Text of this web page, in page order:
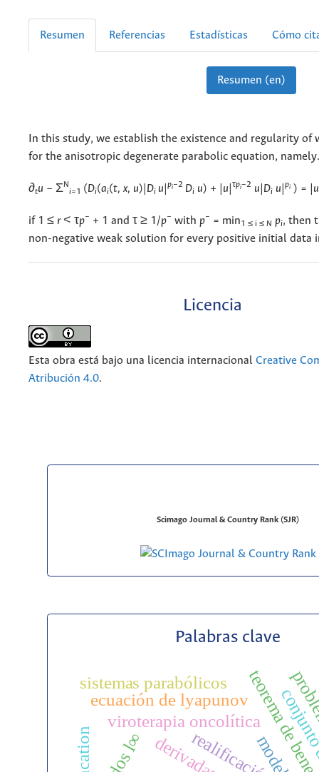
Resumen Referencias Estadísticas Cómo
Resumen (en)
In this study, we establish the existence and regularity of
for the anisotropic degenerate parabolic equation, namely.
∂tu − ΣN
i=1 (Di(ai(t, x, u)| Di u pi−2 Di u) + | u τpi−2 u Di u pi ) = | u
if 1 ≤ r< τp− + 1 and τ ≥ 1/p− with p− = min1 ≤ i ≤ N pi, then
non-negative weak solution for every positive initial data
Licencia
Esta obra está bajo una licencia internacional Creative
Atribución 4.0.
Scimago Journal & Country Rank (SJR)
Palabras clave
teorema
viroterapia oncolítica
ecuación de lyapunov
realificación
sistemas parabólicos